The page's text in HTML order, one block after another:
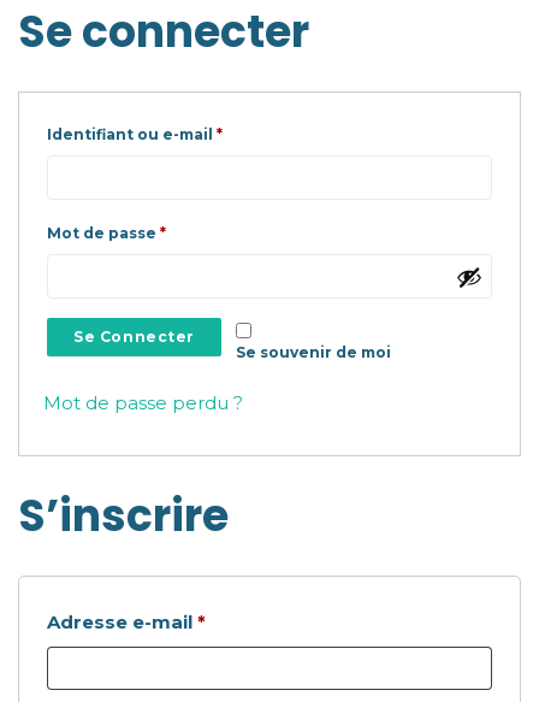
Se connecter
Identifiant ou e-mail *Obligatoire
Mot de passe *Obligatoire
Se souvenir de moi
Se Connecter
Mot de passe perdu ?
S’inscrire
Adresse e-mail *